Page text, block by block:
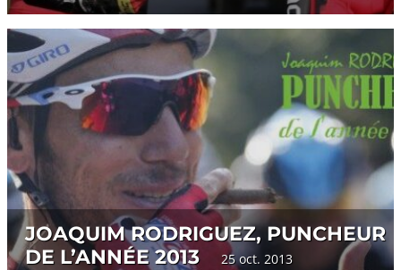
JOAQUIM RODRIGUEZ, PUNCHEUR
DE L’ANNÉE 2013
25 oct. 2013